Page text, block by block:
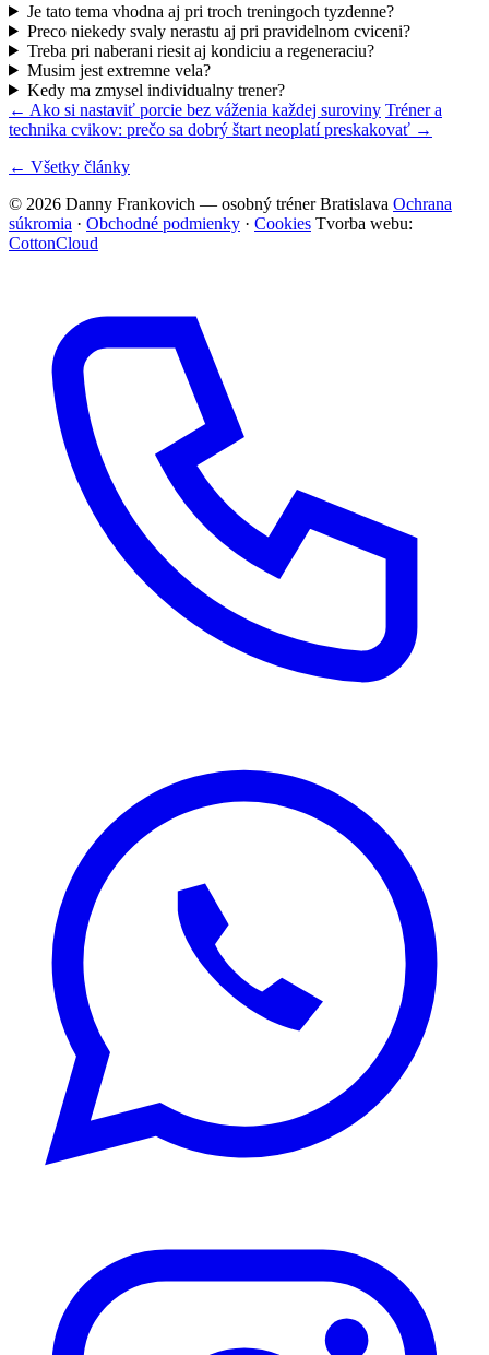
Je tato tema vhodna aj pri troch treningoch tyzdenne?
Preco niekedy svaly nerastu aj pri pravidelnom cviceni?
Treba pri naberani riesit aj kondiciu a regeneraciu?
Musim jest extremne vela?
Kedy ma zmysel individualny trener?
← Ako si nastaviť porcie bez váženia každej suroviny Tréner a
technika cvikov: prečo sa dobrý štart neoplatí preskakovať →
← Všetky články
© 2026 Danny Frankovich — osobný tréner Bratislava Ochrana
súkromia · Obchodné podmienky · Cookies Tvorba webu:
CottonCloud